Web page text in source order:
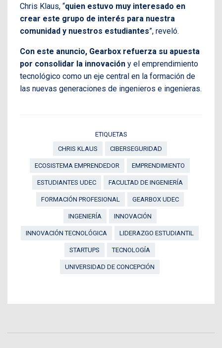
Chris Klaus, “quien estuvo muy interesado en
crear este grupo de interés para nuestra
comunidad y nuestros estudiantes”, reveló.
Con este anuncio, Gearbox refuerza su apuesta
por consolidar la innovación y el emprendimiento
tecnológico como un eje central en la formación de
las nuevas generaciones de ingenieros e ingenieras.
ETIQUETAS
CHRIS KLAUS
CIBERSEGURIDAD
ECOSISTEMA EMPRENDEDOR EMPRENDIMIENTO
ESTUDIANTES UDEC FACULTAD DE INGENIERÍA
FORMACIÓN PROFESIONAL GEARBOX UDEC
INGENIERÍA INNOVACIÓN
INNOVACIÓN TECNOLÓGICA LIDERAZGO ESTUDIANTIL
STARTUPS TECNOLOGÍA
UNIVERSIDAD DE CONCEPCIÓN